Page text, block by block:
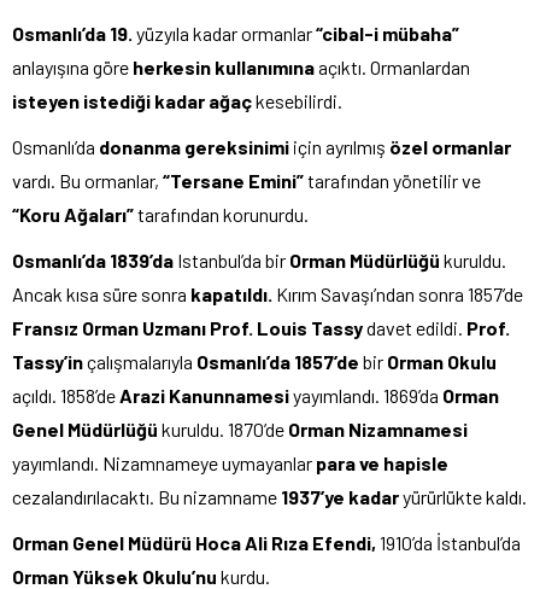
Osmanlı’da 19. yüzyıla kadar ormanlar“cibal-i mübaha”
anlayışına göre herkesin kullanımınaaçıktı. Ormanlardan
isteyen istediği kadar ağaçkesebilirdi.
Osmanlı’da donanma gereksinimi için ayrılmış özel ormanlar
vardı. Bu ormanlar, “Tersane Emini”tarafından yönetilir ve
“Koru Ağaları”tarafından korunurdu.
Osmanlı’da 1839’da Istanbul’da bir Orman Müdürlüğü kuruldu.
Ancak kısa süre sonra kapatıldı. Kırım Savaşı’ndan sonra 1857’de
Fransız Orman Uzmanı Prof. Louis Tassydavet edildi. Prof.
Tassy’inçalışmalarıyla Osmanlı’da 1857’de bir Orman Okulu
açıldı. 1858’deArazi Kanunnamesiyayımlandı. 1869’da Orman
Genel Müdürlüğü kuruldu. 1870’de Orman Nizamnamesi
yayımlandı. Nizamnameye uymayanlar para ve hapisle
cezalandırılacaktı. Bu nizamname 1937’ye kadaryürürlükte kaldı.
Orman Genel Müdürü Hoca Ali Rıza Efendi, 1910’da İstanbul’da
Orman Yüksek Okulu’nu kurdu.